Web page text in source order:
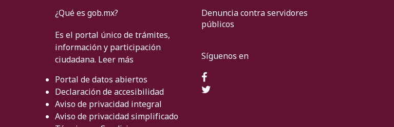
¿Qué es gob.mx?
Es el portal único de trámites,
información y participación
ciudadana. Leer más
Portal de datos abiertos
Declaración de accesibilidad
Aviso de privacidad integral
Aviso de privacidad simplificado
Denuncia contra servidores
públicos
Síguenos en